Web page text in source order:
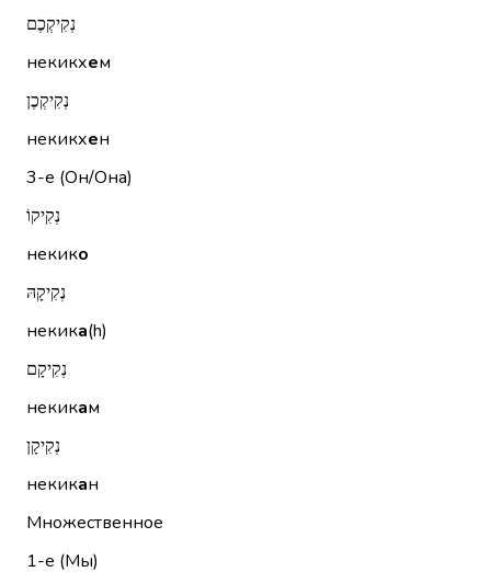
נְקִיקְכֶם
некикхем
נְקִיקְכֶן
некикхен
3-е (Он/Она)
נְקִיקוֹ
некико
נְקִיקָהּ
некика(h)
נְקִיקָם
некикам
נְקִיקָן
некикан
Множественное
1-е (Мы)